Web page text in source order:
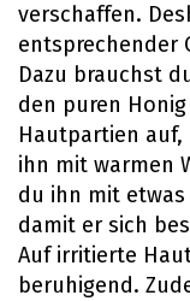
verschaffen.
entsprechender
Dazu brauchst
den puren
Hautpartien auf,
ihn mit warmen
du ihn mit etwas
damit er sich
Auf irritierte
beruhigend.